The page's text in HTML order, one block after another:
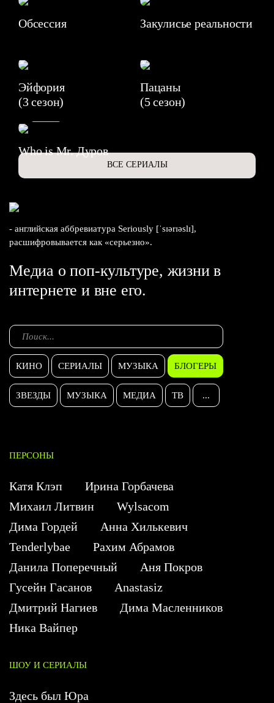
Обсессия Закулисье реальности
Эйфория
(3 сезон)
Пацаны
(5 сезон)
Who is Mr. Дуров
ВСЕ СЕРИАЛЫ
- английская аббревиатура Seriously [ˈsɪərɪəslɪ],
расшифровывается как «серьезно».
Медиа о поп-культуре, жизни в
интернете и вне его.
КИНО СЕРИАЛЫ МУЗЫКА БЛОГЕРЫ
ЗВЕЗДЫ МУЗЫКА МЕДИА ТВ ...
ПЕРСОНЫ
Катя Клэп
Ирина Горбачева
Михаил Литвин
Wylsacom
Дима Гордей
Анна Хилькевич
Tenderlybae
Рахим Абрамов
Данила Поперечный
Аня Покров
Гусейн Гасанов
Anastasiz
Дмитрий Нагиев
Дима Масленников
Ника Вайпер
ШОУ И СЕРИАЛЫ
Здесь был Юра